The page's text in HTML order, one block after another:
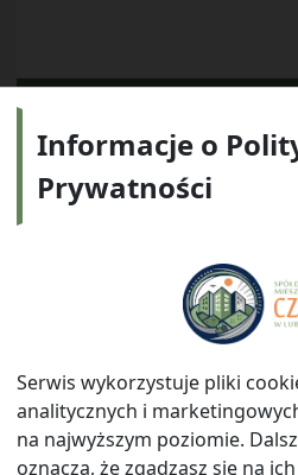
ul. Watykańska 6, 20-538
Telefon: 814641700 E-mail:
Informacje o
Prywatności
Serwis wykorzystuje pliki
analitycznych i
na najwyższym poziomie.
oznacza, że zgadzasz się na